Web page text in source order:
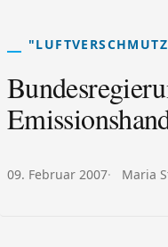
Veröffentlicht am:
09. Februar 2007 Autor:
Maria